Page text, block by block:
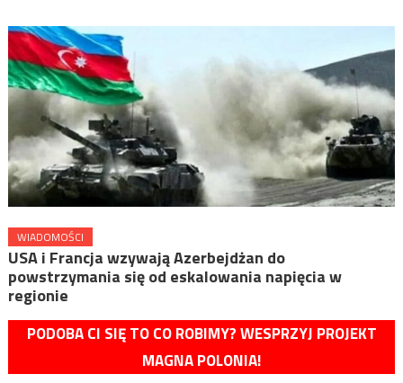
WIADOMOŚCI
USA i Francja wzywają Azerbejdżan do
powstrzymania się od eskalowania napięcia w
regionie
PODOBA CI SIĘ TO CO ROBIMY? WESPRZYJ PROJEKT
MAGNA POLONIA!